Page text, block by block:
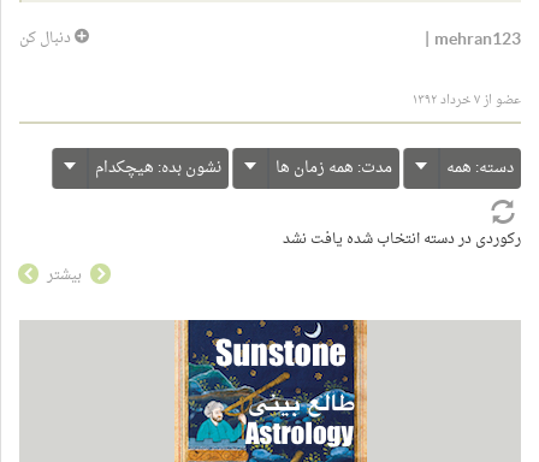
دنبال کن mehran123
|
عضو از ۷ خرداد ۱۳۹۲
دسته: همه مدت: همه زمان ها نشون بده: هیچکدام
رکوردی در دسته انتخاب شده یافت نشد
بیشتر